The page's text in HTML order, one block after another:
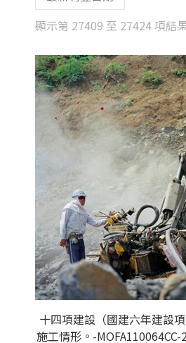
顯示第 27409 至 27424 項結
十四項建設（國建六年建設
施工情形。-